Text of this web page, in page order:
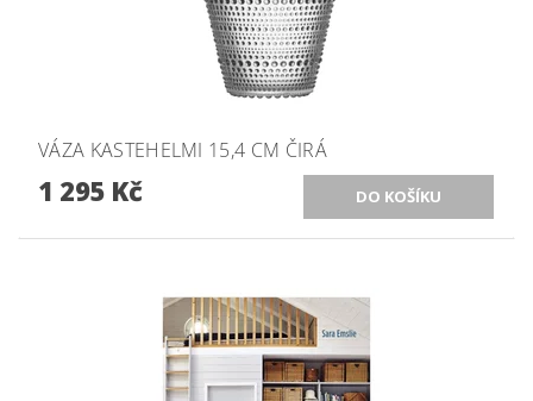
VÁZA KASTEHELMI 15,4 CM ČIRÁ
1 295 Kč